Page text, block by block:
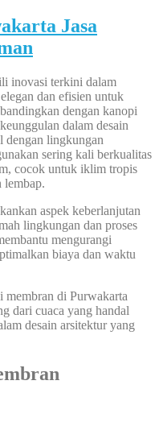
Jasa
inovasi terkini dalam
dan efisien untuk
dengan kanopi
dalam desain
dengan lingkungan
sering kali berkualitas
cocok untuk iklim tropis
lembap.
aspek keberlanjutan
lingkungan dan proses
mengurangi
biaya dan waktu
membran di Purwakarta
dari cuaca yang handal
desain arsitektur yang